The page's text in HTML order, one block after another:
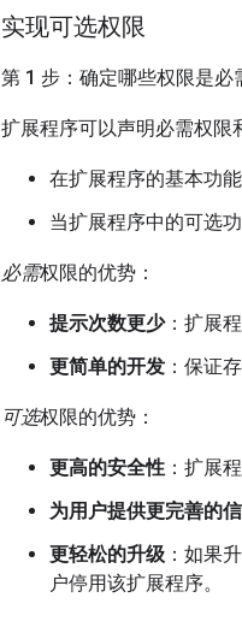
实现可选权限
第 1 步：确定哪些权限是必
扩展程序可以声明必需权限
在扩展程序的基本功
当扩展程序中的可选
必需权限的优势：
提示次数更少：扩展
更简单的开发 ：保证
可选权限的优势：
更高的安全性：扩展
为用户提供更完善的
更轻松的升级：如果
户停用该扩展程序。